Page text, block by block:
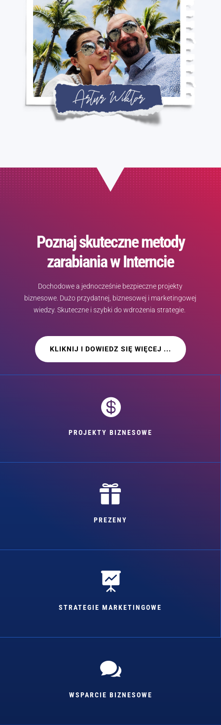
Poznaj skuteczne metody
zarabiania w Interncie
Dochodowe a jednocześnie bezpieczne projekty
biznesowe. Dużo przydatnej, biznesowej i marketingowej
wiedzy. Skuteczne i szybki do wdrożenia strategie.
KLIKNIJ I DOWIEDZ SIĘ WIĘCEJ ...

PROJEKTY BIZNESOWE

PREZENY

STRATEGIE MARKETINGOWE

WSPARCIE BIZNESOWE